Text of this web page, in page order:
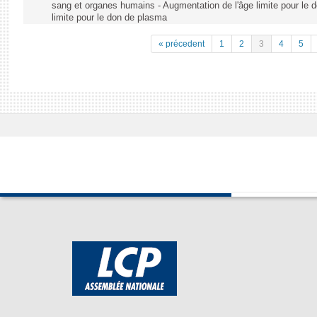
sang et organes humains - Augmentation de l'âge limite pour le
limite pour le don de plasma
« précedent 1 2 3 4 5